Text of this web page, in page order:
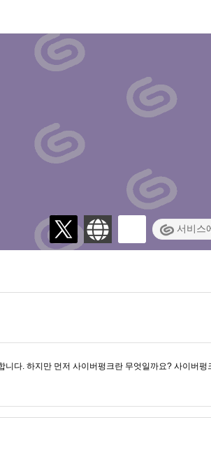
서비스
다. 하지만 먼저 사이버펑크란 무엇일까요? 사이버펑